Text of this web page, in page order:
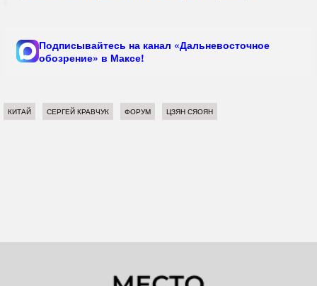
Подписывайтесь на канал «Дальневосточное
обозрение» в Максе!
КИТАЙ СЕРГЕЙ КРАВЧУК ФОРУМ ЦЗЯН СЯОЯН